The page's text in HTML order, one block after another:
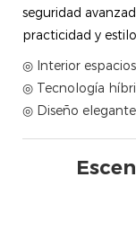
seguridad
practicidad y
◎ Interior
◎ Tecnología
◎ Diseño elegante